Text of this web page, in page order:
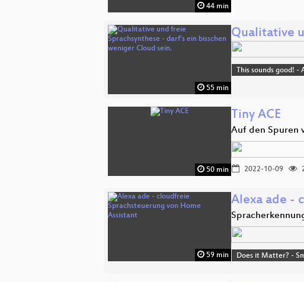
44 min
55 min
Qualitative
This sounds good! -
50 min
Tiny ACE
Auf den Spuren
2022-10-09
59 min
Alexa ade -
Does it Matter? -